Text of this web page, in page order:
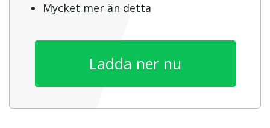
Mycket mer än detta
Ladda ner nu